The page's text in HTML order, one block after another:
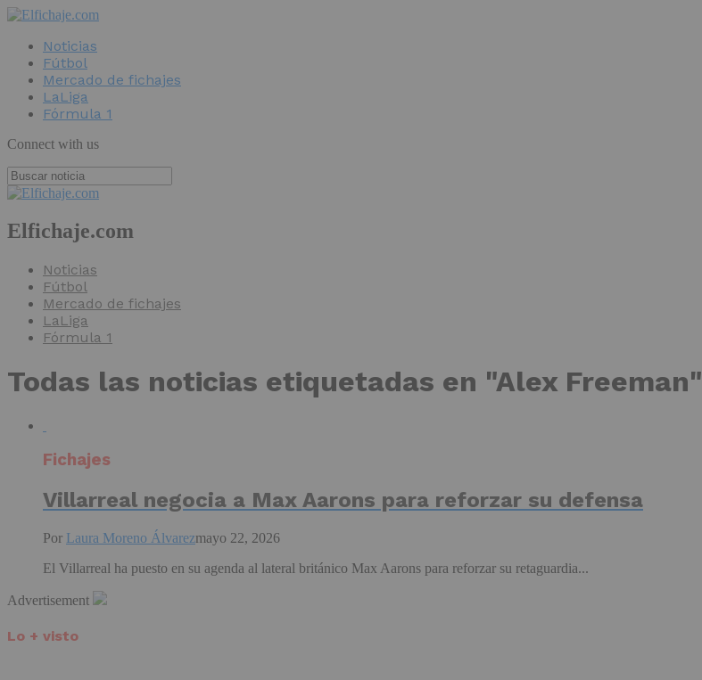
Noticias
Fútbol
Mercado de fichajes
LaLiga
Fórmula 1
Connect with us
Elfichaje.com
Noticias
Fútbol
Mercado de fichajes
LaLiga
Fórmula 1
Todas las noticias etiquetadas en "Alex Freeman"
Fichajes
Villarreal negocia a Max Aarons para reforzar su defensa
Por Laura Moreno Álvarezmayo 22, 2026
El Villarreal ha puesto en su agenda al lateral británico Max Aarons para reforzar su retaguardia...
Advertisement
Lo + visto